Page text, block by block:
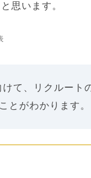
思います。
て、リクルート
とがわかります。